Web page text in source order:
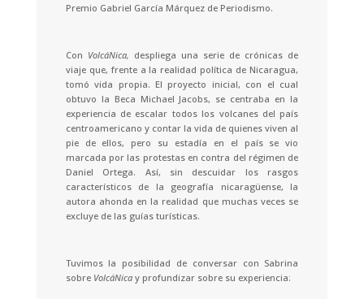
Premio Gabriel García Márquez de Periodismo.
Con VolcáNica, despliega una serie de crónicas de
viaje que, frente a la realidad política de Nicaragua,
tomó vida propia. El proyecto inicial, con el cual
obtuvo la Beca Michael Jacobs, se centraba en la
experiencia de escalar todos los volcanes del país
centroamericano y contar la vida de quienes viven al
pie de ellos, pero su estadía en el país se vio
marcada por las protestas en contra del régimen de
Daniel Ortega. Así, sin descuidar los rasgos
característicos de la geografía nicaragüense, la
autora ahonda en la realidad que muchas veces se
excluye de las guías turísticas.
Tuvimos la posibilidad de conversar con Sabrina
sobre VolcáNicay profundizar sobre su experiencia: